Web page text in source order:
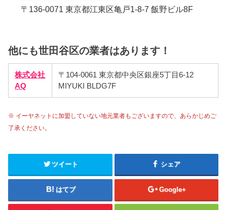
〒136-0071 東京都江東区亀戸1-8-7 飯野ビル8F
他にも世田谷区の業者はあります！
株式会社
AQ
〒104-0061 東京都中央区銀座5丁目6-12
MIYUKI BLDG7F
※ イーヤネットに加盟していない地元業者もございますので、あらかじめご
了承ください。
ツイート シェア
はてブ Google+